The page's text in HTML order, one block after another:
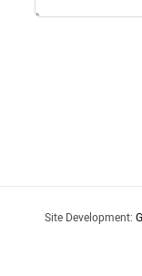
Site Development: